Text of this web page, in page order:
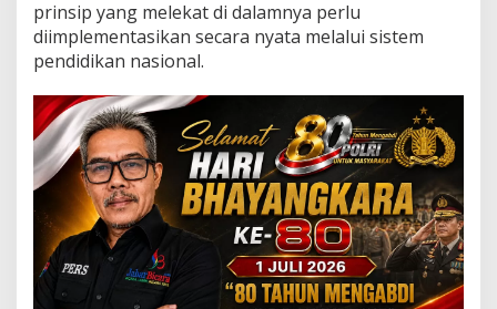
e
m
e
i
n
t
a
h
R
prinsip yang melekat di dalamnya perlu
diimplementasikan secara nyata melalui sistem
pendidikan nasional.